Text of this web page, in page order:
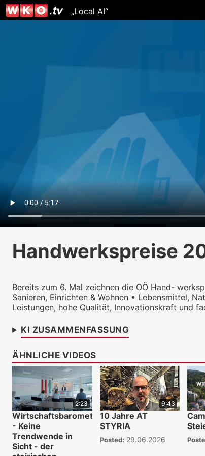
„Local AI“
Handwerkspreise
Bereits zum 6. Mal zeichnen die OÖ Hand-
Sanieren, Einrichten & Wohnen • Lebensmittel,
Leistungen, hohe Qualität, Innovationskraft und
KI ZUSAMMENFASSUNG
ÄHNLICHE VIDEOS
2:23
Wirtschaftsbarometer
- Keine
Trendwende in
Sicht - der
9:43
10 Jahre AT
STYRIA
Posted: 29.06.2026